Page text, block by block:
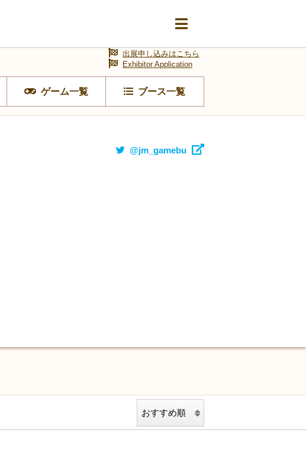
ゲーム一覧 ブース一覧
出展申し込みはこちら
Exhibitor Application
@jm_gamebu